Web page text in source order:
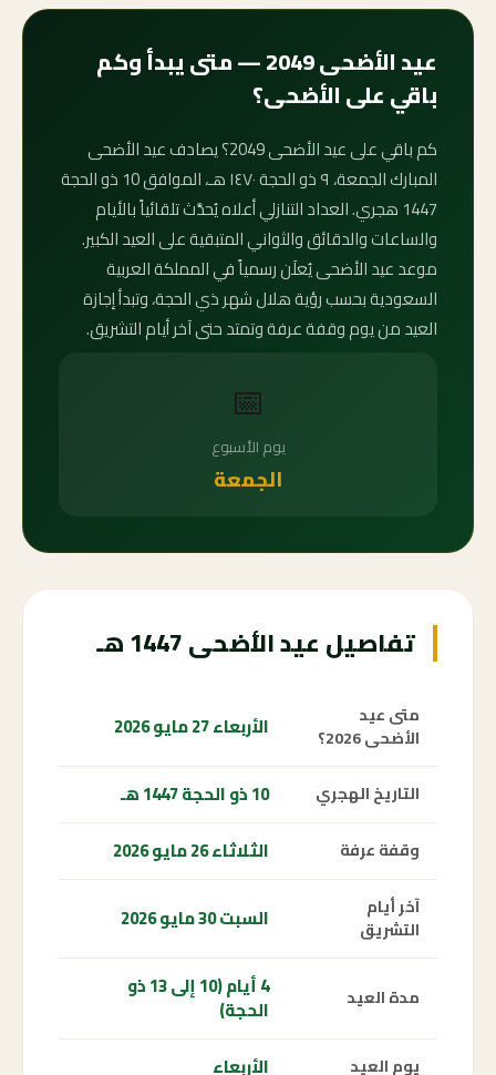
عيد الأضحى 2049 — متى يبدأ وكم
باقي على الأضحى؟
كم باقي على عيد الأضحى 2049؟ يصادف عيد الأضحى
المبارك الجمعة، ٩ ذو الحجة ١٤٧٠ هـ، الموافق 10 ذو الحجة
1447 هجري. العداد التنازلي أعلاه يُحدَّث تلقائياً بالأيام
والساعات والدقائق والثواني المتبقية على العيد الكبير.
موعد عيد الأضحى يُعلَن رسمياً في المملكة العربية
السعودية بحسب رؤية هلال شهر ذي الحجة، وتبدأ إجازة
العيد من يوم وقفة عرفة وتمتد حتى آخر أيام التشريق.
📅
يوم الأسبوع
الجمعة
تفاصيل عيد الأضحى 1447 هـ
متى عيد
الأضحى 2026؟
الأربعاء 27 مايو 2026
التاريخ الهجري 10 ذو الحجة 1447 هـ
وقفة عرفة الثلاثاء 26 مايو 2026
آخر أيام
التشريق
السبت 30 مايو 2026
مدة العيد 4 أيام (10 إلى 13 ذو
الحجة)
يوم العيد الأربعاء